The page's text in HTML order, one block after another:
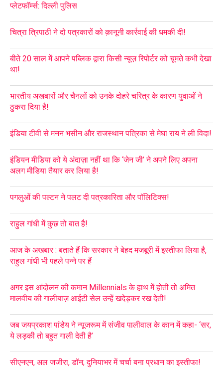
प्लेटफॉर्म्स: दिल्ली पुलिस
चित्रा त्रिपाठी ने दो पत्रकारों को क़ानूनी कार्रवाई की धमकी दी!
बीते 20 साल में आपने पब्लिक द्वारा किसी न्यूज़ रिपोर्टर को चूमते कभी देखा
था!
भारतीय अखबारों और चैनलों को उनके दोहरे चरित्र के कारण युवाओं ने
ठुकरा दिया है!
इंडिया टीवी से मनन भसीन और राजस्थान पत्रिका से मेघा राय ने ली विदा!
इंडियन मीडिया को ये अंदाज़ा नहीं था कि ‘जेन जी’ ने अपने लिए अपना
अलग मीडिया तैयार कर लिया है!
पगलुओं की पल्टन ने पलट दी पत्रकारिता और पॉलिटिक्स!
राहुल गांधी में कुछ तो बात है!
आज के अखबार : बताते हैं कि सरकार ने बेहद मजबूरी में इस्तीफा लिया है,
राहुल गांधी भी पहले पन्ने पर हैं
अगर इस आंदोलन की कमान Millennials के हाथ में होती तो अमित
मालवीय की गालीबाज़ आईटी सेल उन्हें खदेड़कर रख देती!
जब जयप्रकाश पांडेय ने न्यूजरूम में संजीव पालीवाल के कान में कहा- ‘सर,
ये लड़की तो बहुत गाली देती है’
सीएनएन, अल जजीरा, डॉन; दुनियाभर में चर्चा बना प्रधान का इस्तीफा!